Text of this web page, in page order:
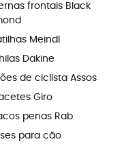
frontais Black
Meindl
Dakine
de ciclista Assos
Giro
penas Rab
para cão